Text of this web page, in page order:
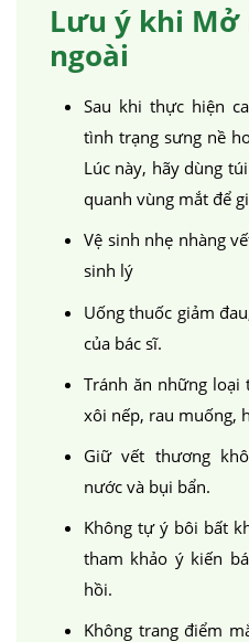
nâng mũi cấu trúc
Lưu ý khi Mở
ngoài
Sau khi thực hiện
tình trạng sưng nề
Lúc này, hãy dùng
quanh vùng mắt để
Vệ sinh nhẹ nhàng
sinh lý
Uống thuốc giảm
của bác sĩ.
Tránh ăn những loại
xôi nếp, rau muống,
Giữ vết thương
nước và bụi bẩn.
Không tự ý bôi bất
tham khảo ý kiến
hồi.
Không trang điểm